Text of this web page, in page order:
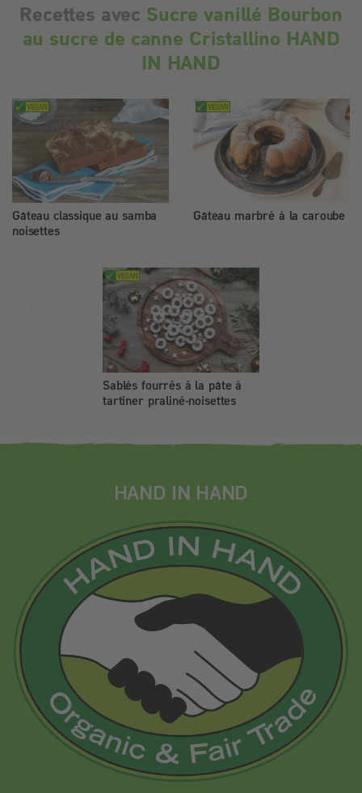
Recettes avec Sucre vanillé Bourbon
au sucre de canne Cristallino HAND
IN HAND
Gâteau classique au samba
noisettes
Gâteau marbré à la caroube
Sablés fourrés à la pâte à
tartiner praliné-noisettes
HAND IN HAND